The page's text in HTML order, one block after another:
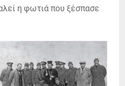
η φωτιά που ξέσπασε